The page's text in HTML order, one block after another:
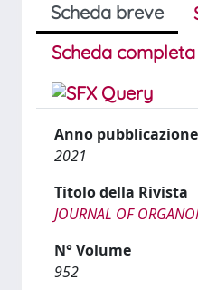
Scheda breve
Scheda completa
Anno pubblicazione
2021
Titolo della Rivista
JOURNAL OF
N° Volume
952